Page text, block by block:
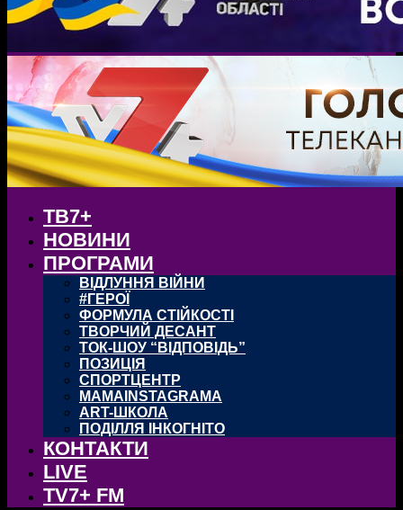
ТВ7+
НОВИНИ
ПРОГРАМИ
ВІДЛУННЯ ВІЙНИ
#ГЕРОЇ
ФОРМУЛА СТІЙКОСТІ
ТВОРЧИЙ ДЕСАНТ
ТОК-ШОУ “ВІДПОВІДЬ”
ПОЗИЦІЯ
СПОРТЦЕНТР
MAMAINSTAGRAMA
ART-ШКОЛА
ПОДІЛЛЯ ІНКОГНІТО
КОНТАКТИ
LIVE
TV7+ FM